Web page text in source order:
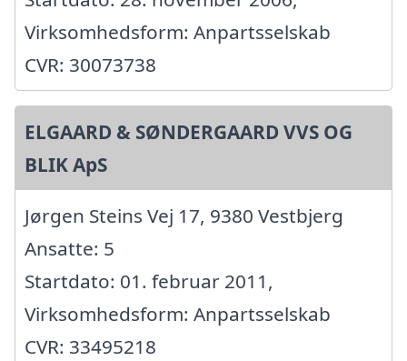
Virksomhedsform: Anpartsselskab
CVR: 30073738
ELGAARD & SØNDERGAARD VVS OG
BLIK ApS
Jørgen Steins Vej 17, 9380 Vestbjerg
Ansatte: 5
Startdato: 01. februar 2011,
Virksomhedsform: Anpartsselskab
CVR: 33495218